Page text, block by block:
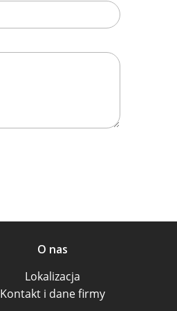
O nas
Lokalizacja
Kontakt i dane firmy